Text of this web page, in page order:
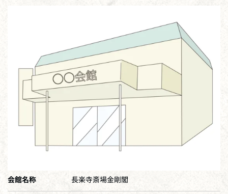
会館名称 長楽寺斎場金剛閣